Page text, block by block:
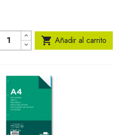
 Añadir al carrito